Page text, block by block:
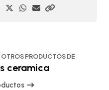
OTROS PRODUCTOS DE
ceramica